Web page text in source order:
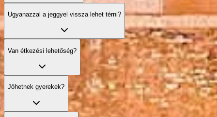
Ugyanazzal a jeggyel vissza lehet térni?
Van étkezési lehetőség?
Jöhetnek gyerekek?